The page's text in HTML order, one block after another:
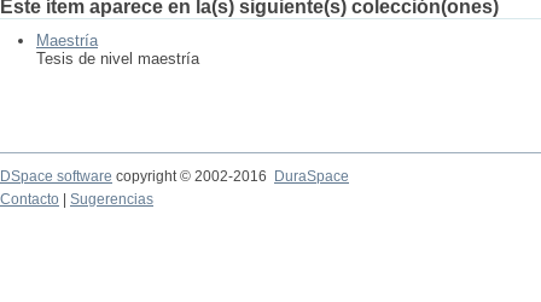
Este ítem aparece en la(s) siguiente(s) colección(ones)
Maestría
Tesis de nivel maestría
DSpace software copyright © 2002-2016
DuraSpace
Contacto
Sugerencias